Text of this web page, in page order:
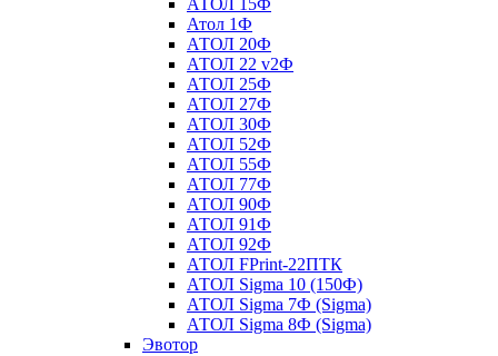
АТОЛ 15Ф
Атол 1Ф
АТОЛ 20Ф
АТОЛ 22 v2Ф
АТОЛ 25Ф
АТОЛ 27Ф
АТОЛ 30Ф
АТОЛ 52Ф
АТОЛ 55Ф
АТОЛ 77Ф
АТОЛ 90Ф
АТОЛ 91Ф
АТОЛ 92Ф
АТОЛ FPrint-22ПТК
АТОЛ Sigma 10 (150Ф)
АТОЛ Sigma 7Ф (Sigma)
АТОЛ Sigma 8Ф (Sigma)
Эвотор